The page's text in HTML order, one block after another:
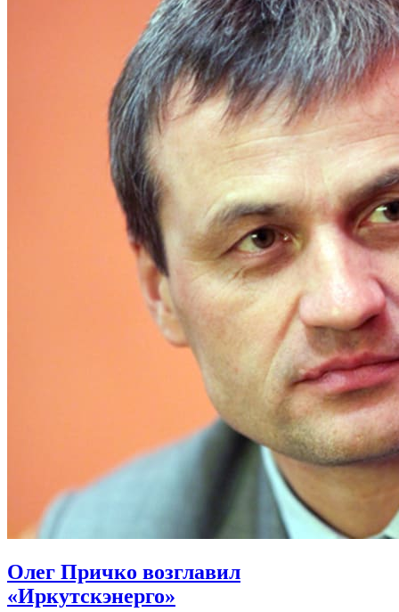
Олег Причко возглавил
«Иркутскэнерго»